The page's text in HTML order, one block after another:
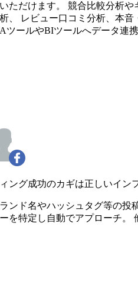
ただけます。 競合比較分析
、 レビュー口コミ分析、本
ツールやBIツールへデータ連
ング成功のカギは正しいイン
ンド名やハッシュタグ等の
を特定し自動でアプローチ。